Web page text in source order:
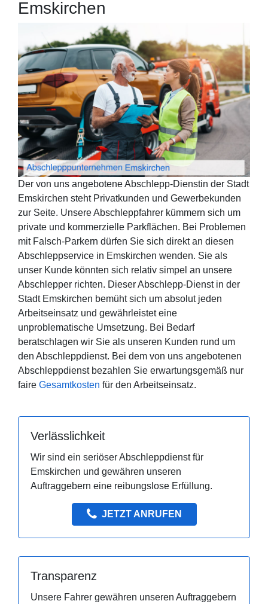
Emskirchen
Der von uns angebotene Abschlepp-Dienstin der Stadt
Emskirchen steht Privatkunden und Gewerbekunden
zur Seite. Unsere Abschleppfahrer kümmern sich um
private und kommerzielle Parkflächen. Bei Problemen
mit Falsch-Parkern dürfen Sie sich direkt an diesen
Abschleppservice in Emskirchen wenden. Sie als
unser Kunde könnten sich relativ simpel an unsere
Abschlepper richten. Dieser Abschlepp-Dienst in der
Stadt Emskirchen bemüht sich um absolut jeden
Arbeitseinsatz und gewährleistet eine
unproblematische Umsetzung. Bei Bedarf
beratschlagen wir Sie als unseren Kunden rund um
den Abschleppdienst. Bei dem von uns angebotenen
Abschleppdienst bezahlen Sie erwartungsgemäß nur
faire Gesamtkosten für den Arbeitseinsatz.
Verlässlichkeit
Wir sind ein seriöser Abschleppdienst für
Emskirchen und gewähren unseren
Auftraggebern eine reibungslose Erfüllung.
JETZT ANRUFEN
Transparenz
Unsere Fahrer gewähren unseren Auftraggebern